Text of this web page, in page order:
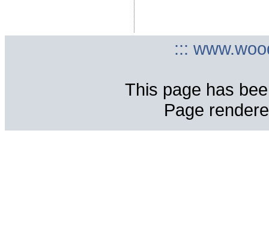
:::
This page has
Page